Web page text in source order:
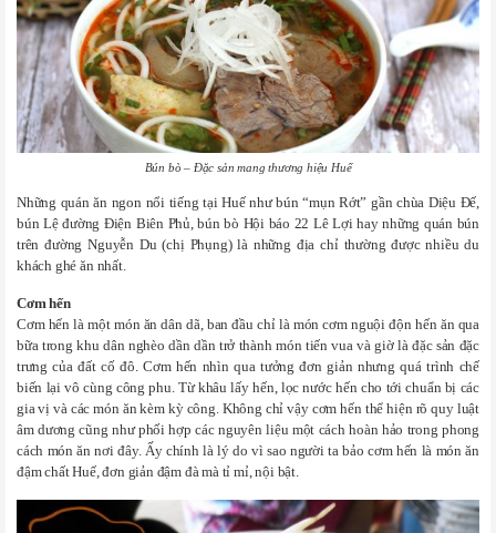
Bún bò – Đặc sản mang thương hiệu Huế
Những quán ăn ngon nổi tiếng tại Huế như bún “mụn Rớt” gần chùa Diệu Đế,
bún Lệ đường Điện Biên Phủ, bún bò Hội báo 22 Lê Lợi hay những quán bún
trên đường Nguyễn Du (chị Phụng) là những địa chỉ thường được nhiều du
khách ghé ăn nhất.
Cơm hến
Cơm hến là một món ăn dân dã, ban đầu chỉ là món cơm nguội độn hến ăn qua
bữa trong khu dân nghèo dần dần trở thành món tiến vua và giờ là đặc sản đặc
trưng của đất cố đô. Cơm hến nhìn qua tưởng đơn giản nhưng quá trình chế
biến lại vô cùng công phu. Từ khâu lấy hến, lọc nước hến cho tới chuẩn bị các
gia vị và các món ăn kèm kỳ công. Không chỉ vậy cơm hến thể hiện rõ quy luật
âm dương cũng như phối hợp các nguyên liệu một cách hoàn hảo trong phong
cách món ăn nơi đây. Ấy chính là lý do vì sao người ta bảo cơm hến là món ăn
đậm chất Huế, đơn giản đậm đà mà tỉ mỉ, nội bật.